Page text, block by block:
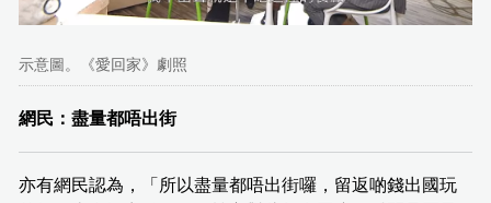
示意圖。《愛回家》劇照
網民：盡量都唔出街
亦有網民認為，「所以盡量都唔出街囉，留返啲錢出國玩